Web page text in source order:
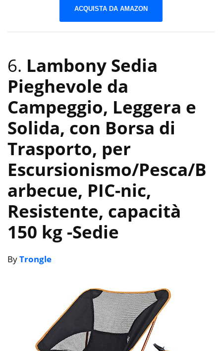
ACQUISTA DA AMAZON
6. Lambony Sedia
Pieghevole da
Campeggio, Leggera e
Solida, con Borsa di
Trasporto, per
Escursionismo/Pesca/B
arbecue, PIC-nic,
Resistente, capacità
150 kg -Sedie
ByTrongle